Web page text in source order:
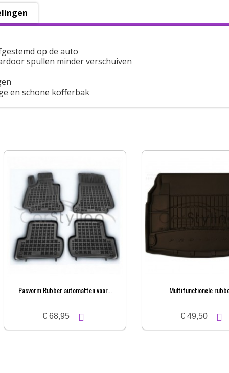
op de auto
spullen minder verschuiven
en schone kofferbak
Pasvorm Rubber automatten voor...
€ 68,95
Multifunctionele
€ 49,50